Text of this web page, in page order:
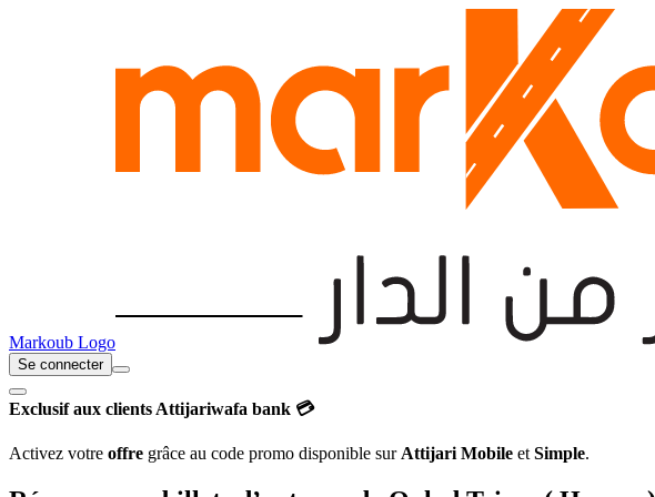
Markoub Logo
Se connecter
Exclusif aux clients Attijariwafa bank 💳
Activez votre offre grâce au code promo disponible sur Attijari Mobile et Simple.